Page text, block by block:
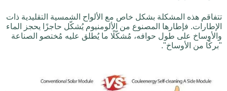
تتفاقم هذه المشكلة بشكل خاص مع الألواح الشمسية التقليدية ذات
الإطارات. فإطارها المصنوع من الألومنيوم يُشكّل حاجزًا يحجز الماء
والأوساخ على طول حوافه، مُشكّلًا ما يُطلق عليه مُختصو الصناعة
"بركًا من الأوساخ".